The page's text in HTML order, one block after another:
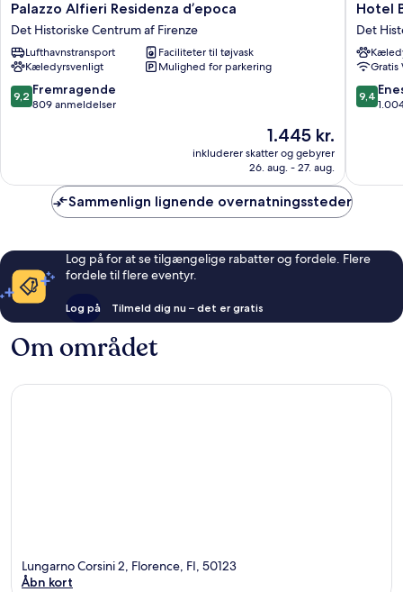
Palazzo
Alfieri
Residenza
d’epoca
Det
Historiske
Centrum
Palazzo Alfieri Residenza d’epoca
Det Historiske Centrum af Firenze
Lufthavnstransport
Faciliteter til tøjvask
Kæledyrsvenligt
Mulighed for parkering
9.2
ud
anmeldelser
9,2 Fremragende
809 anmeldelser
Prisen
er
1.445 kr.
1.445 kr.
inkluderer skatter og gebyrer
26. aug. - 27. aug.
Hotel
Balestri
Det
af
Firenze
Hotel
Det
Gratis
9.4
ud
9,4
Sammenlign lignende overnatningssteder
Log på for at se tilgængelige rabatter og fordele. Flere
fordele til flere eventyr.
Log på Tilmeld dig nu – det er gratis
Om området
Lungarno Corsini 2, Florence, FI, 50123
Åbn kort